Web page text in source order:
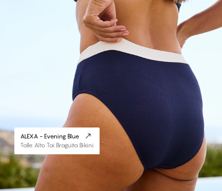
ALEXA - Evening Blue
Talle Alto Tai Braguita Bikini